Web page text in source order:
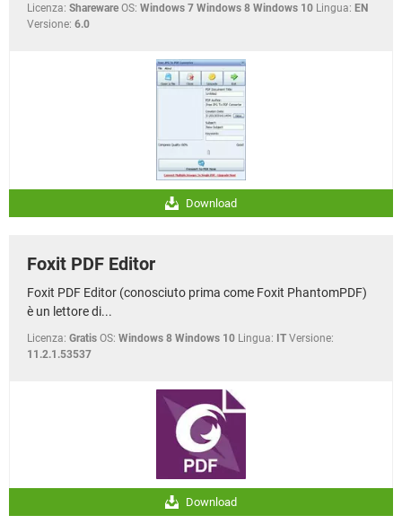
Licenza: Shareware OS: Windows 7 Windows 8 Windows 10 Lingua: EN
Versione: 6.0
Download
Foxit PDF Editor
Foxit PDF Editor (conosciuto prima come Foxit PhantomPDF)
è un lettore di...
Licenza: Gratis OS: Windows 8 Windows 10 Lingua: IT Versione:
11.2.1.53537
Download